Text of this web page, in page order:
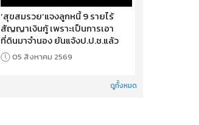
‘สุขสมรวย’แจงลูกหนี้ 9 รายไร้
สัญญาเงินกู้ เพราะเป็นการเอา
ที่ดินมาจำนอง ยันแจ้งป.ป.ช.แล้ว
05 สิงหาคม 2569
ดูทั้งหมด